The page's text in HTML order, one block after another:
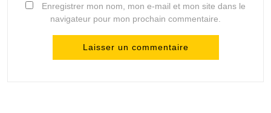
Enregistrer mon nom, mon e-mail et mon site dans le
navigateur pour mon prochain commentaire.